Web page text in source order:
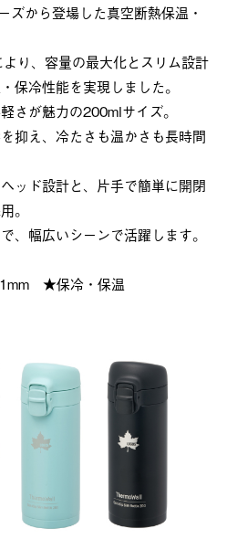
ズから登場した真空断熱保温・
り、容量の最大化とスリム設計
保冷性能を実現しました。
さが魅力の200mlサイズ。
抑え、冷たさも温かさも長時間
ッド設計と、片手で簡単に開閉
。
、幅広いシーンで活躍します。
★保冷・保温